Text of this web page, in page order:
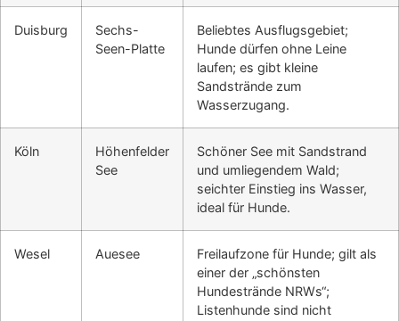
Duisburg
Sechs-
Seen-Platte
Beliebtes Ausflugsgebiet;
Hunde dürfen ohne Leine
laufen; es gibt kleine
Sandstrände zum
Wasserzugang.
Köln
Höhenfelder
See
Schöner See mit Sandstrand
und umliegendem Wald;
seichter Einstieg ins Wasser,
ideal für Hunde.
Wesel Auesee
Freilaufzone für Hunde; gilt als
einer der „schönsten
Hundestrände NRWs“;
Listenhunde sind nicht